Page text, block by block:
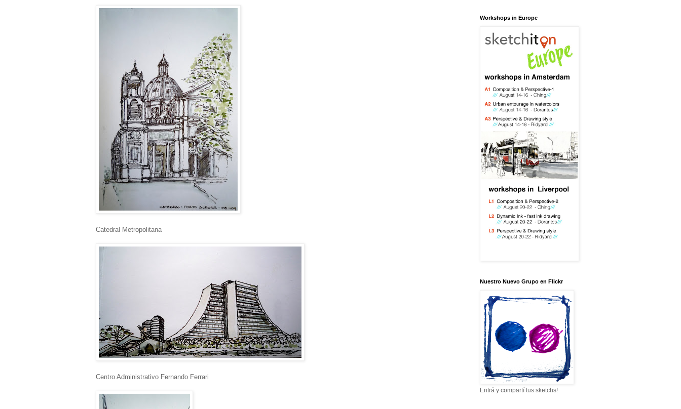
Catedral Metropolitana
Centro Administrativo Fernando Ferrari
Workshops in Europe
Nuestro Nuevo Grupo en Flickr
Entrá y compartí tus sketchs!